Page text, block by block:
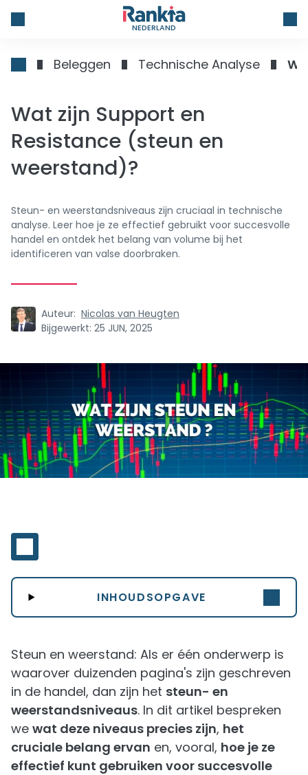
NEDERLAND
Beleggen Technische Analyse
Wat zijn Support en
Resistance (steun en
weerstand)?
Steun- en weerstandsniveaus zijn cruciaal in technische
analyse. Leer hoe je ze effectief gebruikt voor succesvolle
handel en ontdek het belang van volume bij het
identificeren van valse doorbraken.
Auteur: Nicolas van Heugten
Bijgewerkt: 25 JUN, 2025
INHOUDSOPGAVE
Steun en weerstand: Als er één onderwerp is
waarover duizenden pagina's zijn geschreven
in de handel, dan zijn het steun- en
weerstandsniveaus. In dit artikel bespreken
we wat deze niveaus precies zijn, het
cruciale belang ervan en, vooral, hoe je ze
effectief kunt gebruiken voor succesvolle